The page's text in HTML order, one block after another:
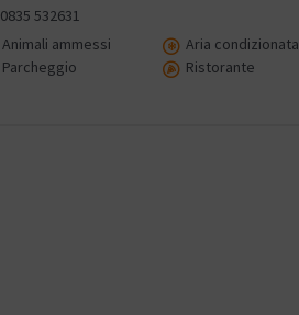
0835 532631
Animali ammessi
Aria condizionata
Parcheggio
Ristorante